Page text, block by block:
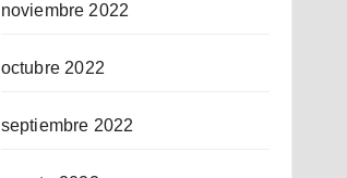
noviembre 2022
octubre 2022
septiembre 2022